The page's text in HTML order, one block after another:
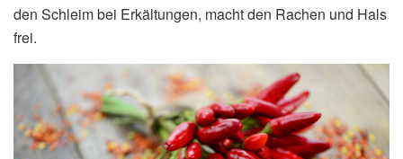
den Schleim bei Erkältungen, macht den Rachen und Hals
frei.